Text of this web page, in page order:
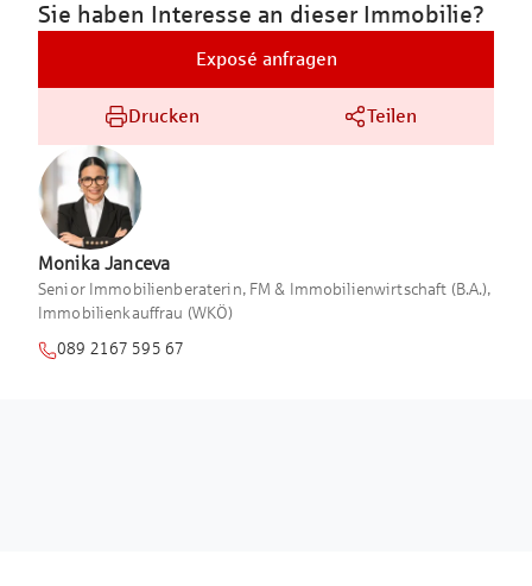
Sie haben Interesse an dieser Immobilie?
Exposé anfragen
Drucken Teilen
Monika Janceva
Senior Immobilienberaterin, FM & Immobilienwirtschaft (B.A.),
Immobilienkauffrau (WKÖ)
089 2167 595 67